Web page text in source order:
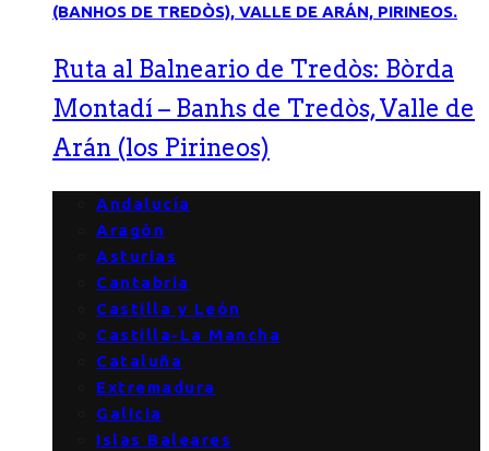
Ruta al Balneario de Tredòs: Bòrda
Montadí – Banhs de Tredòs, Valle de
Arán (los Pirineos)
Andalucía
Aragón
Asturias
Cantabria
Castilla y León
Castilla-La Mancha
Cataluña
Extremadura
Galicia
Islas Baleares